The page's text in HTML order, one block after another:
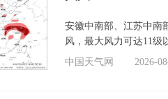
安徽中南部、江苏中南
风，最大风力可达11级
中国天气网
2026-